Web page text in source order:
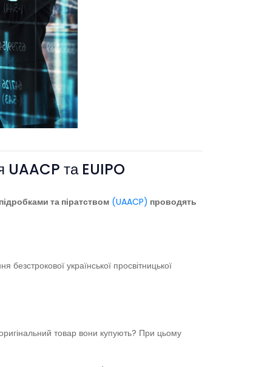
UAACP та EUIPO
та піратством (UAACP) проводять
української просвітницької
товар вони купують? При цьому